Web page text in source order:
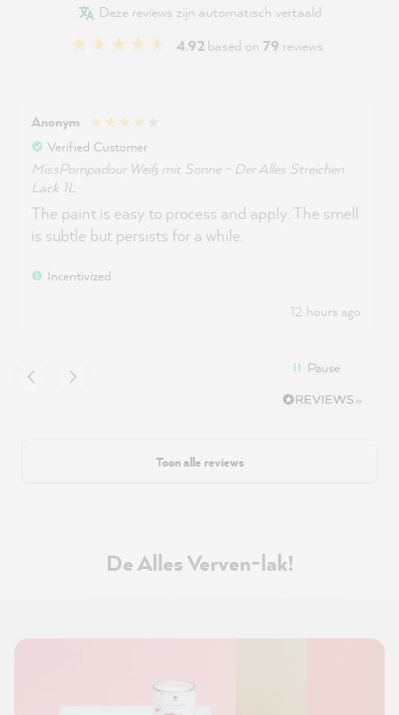
Deze reviews zijn automatisch vertaald
4.92based on 79 reviews
Anonym
Verified Customer
MissPompadour Weiß mit Sonne - Der Alles Streichen
Lack 1L
The paint is easy to process and apply. The smell
is subtle but persists for a while.
Incentivized
12 hours ago
Pause
Toon alle reviews
De Alles Verven-lak!